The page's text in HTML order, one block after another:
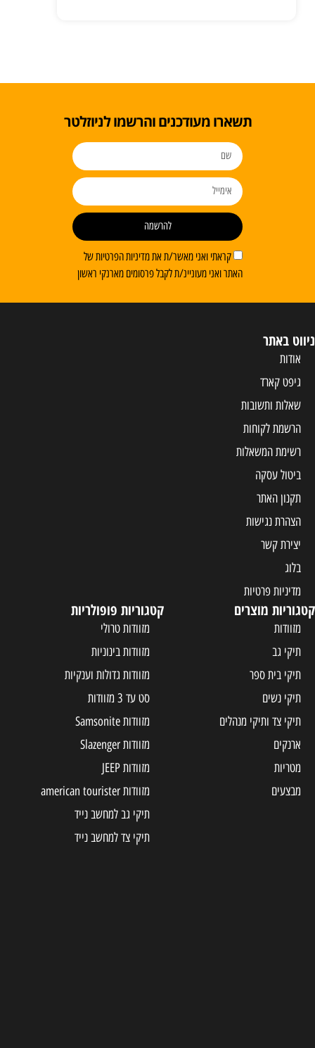
תשארו מעודכנים והרשמו לניוזלטר
קראתי ואני מאשר/ת את מדיניות הפרטיות של
האתר ואני מעוניינ/ת לקבל פרסומים מארנקי ראשון
להרשמה
ניווט באתר
אודות
גיפט קארד
שאלות ותשובות
הרשמת לקוחות
רשימת המשאלות
ביטול עסקה
תקנון האתר
הצהרת נגישות
יצירת קשר
בלוג
מדיניות פרטיות
קטגוריות מוצרים
מזוודות
תיקי גב
תיקי בית ספר
תיקי נשים
תיקי צד ותיקי מנהלים
ארנקים
מטריות
מבצעים
קטגוריות פופולריות
מזוודות טרולי
מזוודות בינוניות
מזוודות גדולות וענקיות
סט עד 3 מזוודות
מזוודות Samsonite
מזוודות Slazenger
מזוודות JEEP
מזוודות american tourister
תיקי גב למחשב נייד
תיקי צד למחשב נייד